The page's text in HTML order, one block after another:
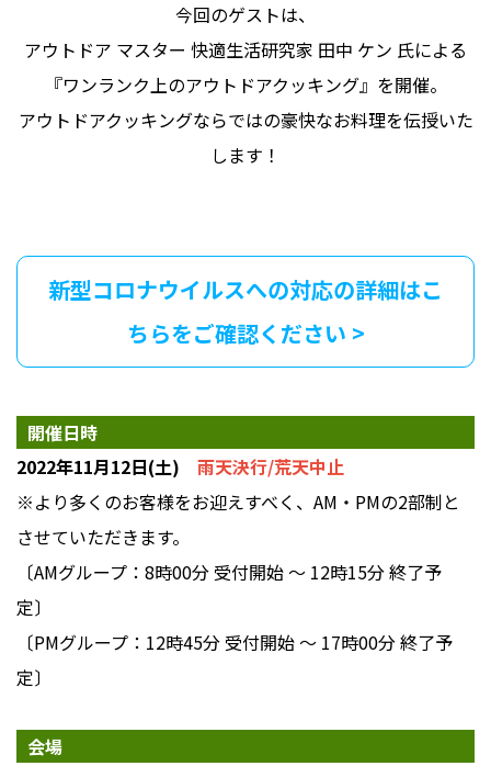
今回のゲストは、
アウトドア マスター 快適生活研究家 田中 ケン 氏による
『ワンランク上のアウトドアクッキング』を開催。
アウトドアクッキングならではの豪快なお料理を伝授いた
します！
新型コロナウイルスへの対応の詳細はこ
ちらをご確認ください >
開催日時
2022年11月12日(土) 雨天決行/荒天中止
※より多くのお客様をお迎えすべく、AM・PMの2部制と
させていただきます。
〔AMグループ：8時00分 受付開始 ～ 12時15分 終了予
定〕
〔PMグループ：12時45分 受付開始 ～ 17時00分 終了予
定〕
会場